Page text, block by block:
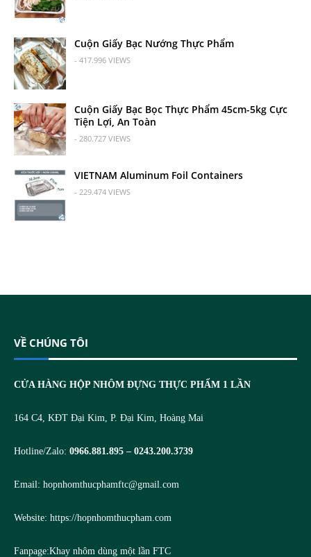
Cuộn Giấy Bạc Nướng Thực Phẩm
- 417.996 VIEWS
Cuộn Giấy Bạc Bọc Thực Phẩm 45cm-5kg Cực
Tiện Lợi, An Toàn
- 280.727 VIEWS
VIETNAM Aluminum Foil Containers
- 229.474 VIEWS
VỀ CHÚNG TÔI
CỬA HÀNG HỘP NHÔM ĐỰNG THỰC PHẨM 1 LẦN
164 C4, KĐT Đại Kim, P. Đại Kim, Hoàng Mai
Hotline/Zalo: 0966.881.895 – 0243.200.3739
Email: hopnhomthucphamftc@gmail.com
Website: https://hopnhomthucpham.com
Fanpage:Khay nhôm dùng một lần FTC